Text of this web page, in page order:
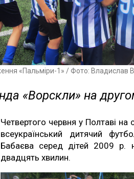
«Пальміри-1» / Фото: Владислав
«Ворскли» на
Четвертого червня у Полтаві на
всеукраїнський дитячий
Бабаєва серед дітей 2009 р.
двадцять хвилин.